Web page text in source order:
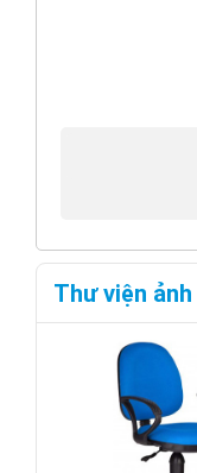
Thư viện ảnh